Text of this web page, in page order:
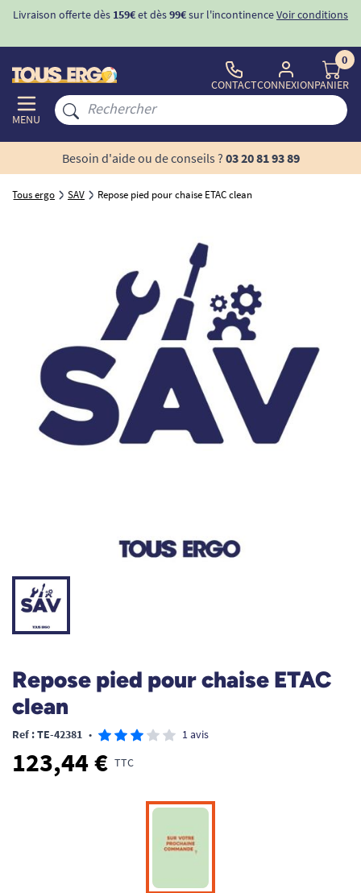
Livraison offerte dès 159€et dès99€sur l'incontinenceVoir conditions
MENU
CONTACTCONNEXION
0
PANIER
Besoin d'aide ou de conseils ? 03 20 81 93 89
Tous ergo SAV Repose pied pour chaise ETAC clean
Repose pied pour chaise ETAC
clean
Ref : TE-42381 • 1 avis
123,44 € TTC